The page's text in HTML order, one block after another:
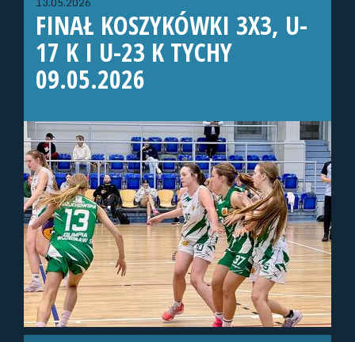
FINAŁ KOSZYKÓWKI 3X3, U-
17 K I U-23 K TYCHY
09.05.2026